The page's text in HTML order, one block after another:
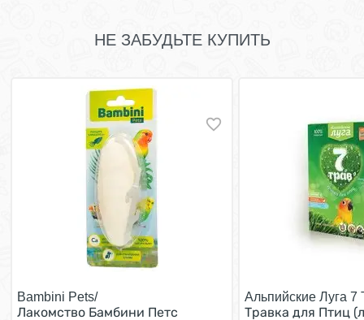
НЕ ЗАБУДЬТЕ КУПИТЬ
Bambini Pets/
Лакомство Бамбини Петс
Альпийские Луга 7
Травка для Птиц